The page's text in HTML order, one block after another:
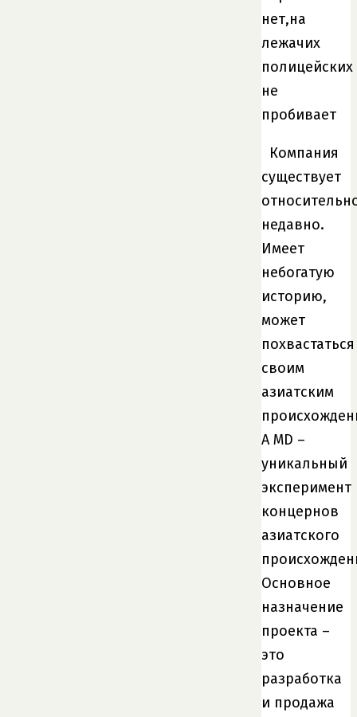
нет,на
лежачих
полицейских
не
пробивает
Компания
существует
недавно.
Имеет
небогатую
историю,
может
похвастаться
своим
азиатским
A MD –
уникальный
эксперимент
концернов
азиатского
Основное
назначение
проекта –
это
разработка
и продажа